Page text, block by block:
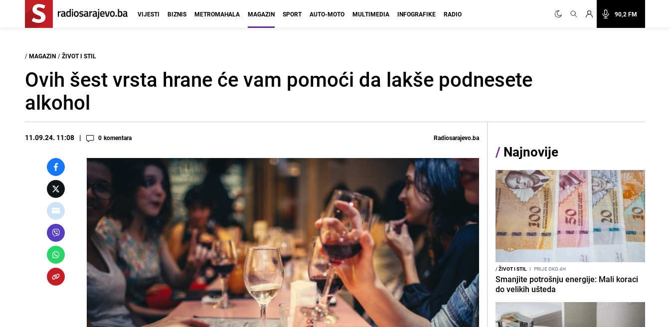
90,2 FM
VIJESTI BIZNIS METROMAHALA MAGAZIN SPORT AUTO-MOTO MULTIMEDIA INFOGRAFIKE RADIO
/ MAGAZIN / ŽIVOT I STIL
Ovih šest vrsta hrane će vam pomoći da lakše podnesete
alkohol
11.09.24. 11:08 0 komentara Radiosarajevo.ba
/ Najnovije
/ŽIVOT I STIL I PRIJE OKO 4H
Smanjite potrošnju energije: Mali koraci
do velikih ušteda